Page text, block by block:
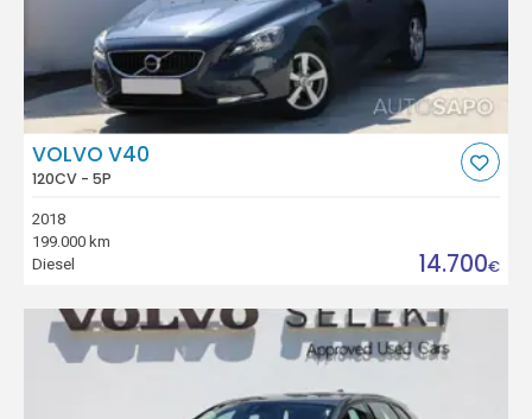
VOLVO V40
120CV - 5P
2018
199.000 km
Diesel
14.700€